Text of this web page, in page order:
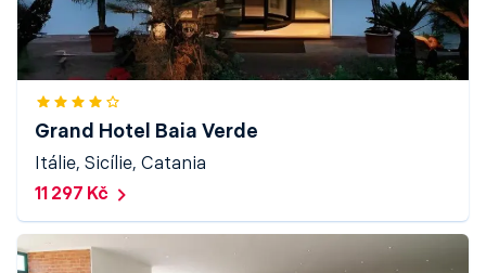
Grand Hotel Baia Verde
Itálie, Sicílie, Catania
11 297 Kč